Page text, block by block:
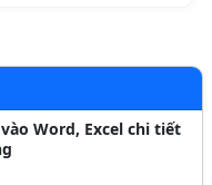
Word, Excel chi tiết